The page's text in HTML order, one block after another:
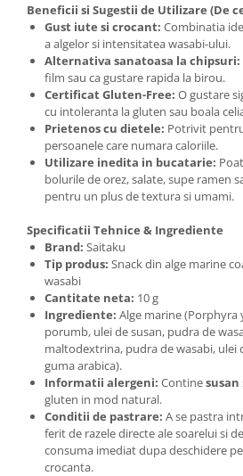
Beneficii si Sugestii de Utilizare (De
Gust iute si crocant: Combinatia
a algelor si intensitatea wasabi-ului.
Alternativa sanatoasa la chipsuri:
film sau ca gustare rapida la birou.
Certificat Gluten-Free: O gustare
cu intoleranta la gluten sau boala
Prietenos cu dietele: Potrivit
persoanele care numara caloriile.
Utilizare inedita in bucatarie:
bolurile de orez, salate, supe ramen
pentru un plus de textura si umami.
Specificatii Tehnice & Ingrediente
Brand: Saitaku
Tip produs: Snack din alge marine
wasabi
Cantitate neta: 10 g
Ingrediente: Alge marine (Porphyra
porumb, ulei de susan, pudra de
maltodextrina, pudra de wasabi, ulei
guma arabica).
Informatii alergeni: Continesusan
gluten in mod natural.
Conditii de pastrare: A se pastra
ferit de razele directe ale soarelui si
consuma imediat dupa deschidere
crocanta.